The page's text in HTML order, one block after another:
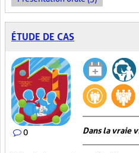
ÉTUDE DE CAS
0 Dans la vraie